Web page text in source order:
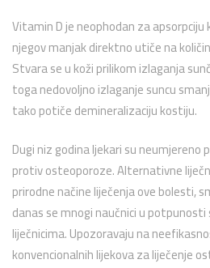
Vitamin D je neophodan za
njegov manjak direktno utiče na
Stvara se u koži prilikom izlaganja
toga nedovoljno izlaganje suncu
tako potiče demineralizaciju kostiju.
Dugi niz godina ljekari su neumjereno
protiv osteoporoze. Alternativne
prirodne načine liječenja ove bolesti,
danas se mnogi naučnici u
liječnicima. Upozoravaju na
konvencionalnih lijekova za liječenje